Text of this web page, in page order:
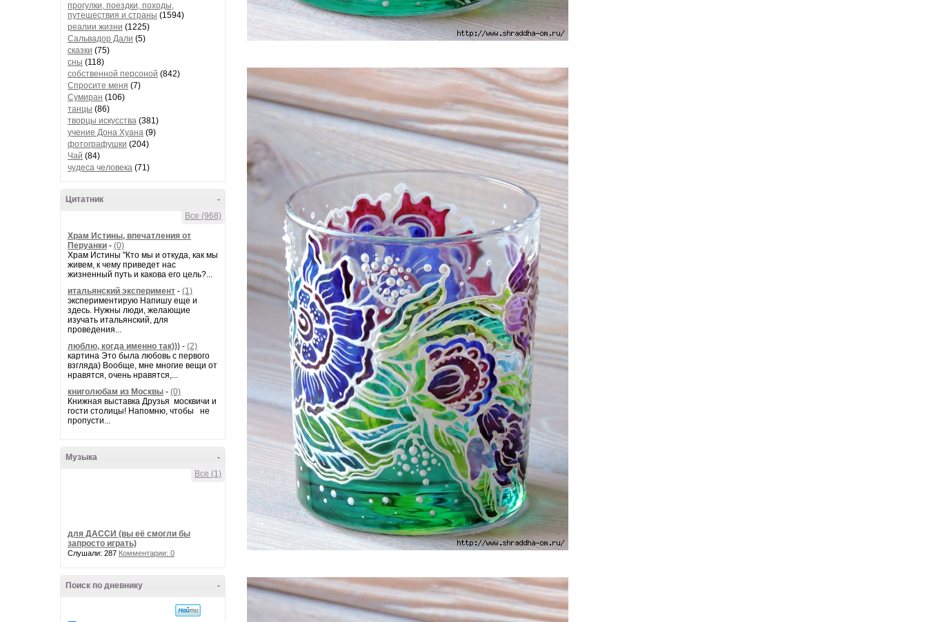
прогулки, поездки, походы,
путешествия и страны (1594)
реалии жизни (1225)
Сальвадор Дали (5)
сказки (75)
сны (118)
собственной персоной (842)
Спросите меня (7)
Сумиран (106)
танцы (86)
творцы искусства (381)
учение Дона Хуана (9)
фотографушки (204)
Чай (84)
чудеса человека (71)
-
Цитатник
Все (968)
Храм Истины, впечатления от
Перуанки - (0)
Храм Истины "Кто мы и откуда, как мы
живем, к чему приведет нас
жизненный путь и какова его цель?...
итальянский эксперимент - (1)
экспериментирую Напишу еще и
здесь. Нужны люди, желающие
изучать итальянский, для
проведения...
люблю, когда именно так))) - (2)
картина Это была любовь с первого
взгляда) Вообще, мне многие вещи от
нравятся, очень нравятся,...
книголюбам из Москвы - (0)
Книжная выставка Друзья москвичи и
гости столицы! Напомню, чтобы не
пропусти...
-
Музыка
Все (1)
для ДАССИ (вы её смогли бы
запросто играть)
Слушали: 287 Комментарии: 0
-
Поиск по дневнику